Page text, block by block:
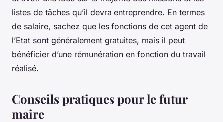
listes de tâches qu’il devra entreprendre. En termes
de salaire, sachez que les fonctions de cet agent de
l’Etat sont généralement gratuites, mais il peut
bénéficier d’une rémunération en fonction du travail
réalisé.
Conseils pratiques pour le futur
maire